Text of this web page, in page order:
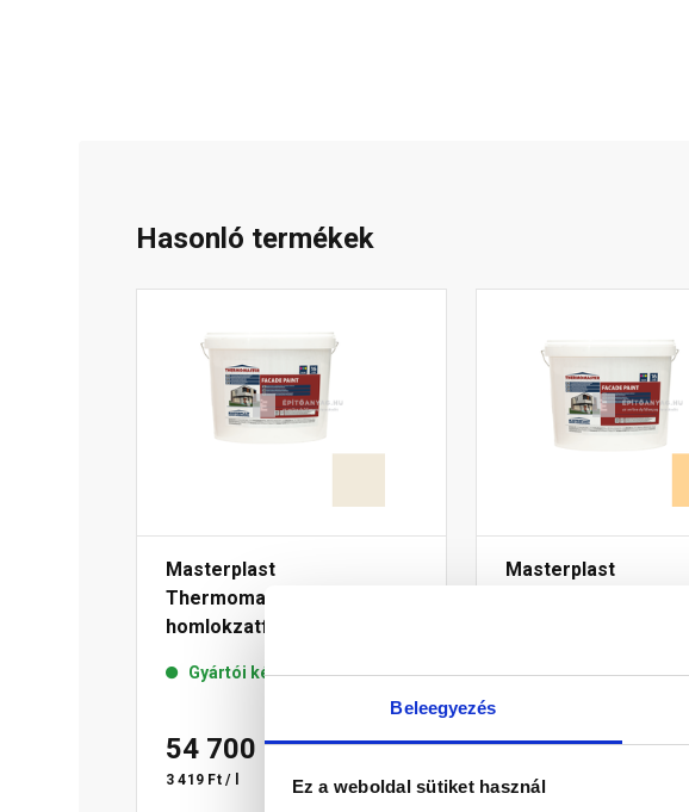
Beleegyezés
Ez a weboldal sütiket használ
Hasonló termékek
Masterplast
Thermomaster akril
homlokzatfesték 42-F 16 l
Gyártói készleten
54 700 Ft/ db
3 419 Ft / l
Masterplast
Gyártói készleten
59 010 Ft/ db
3 688 Ft / l